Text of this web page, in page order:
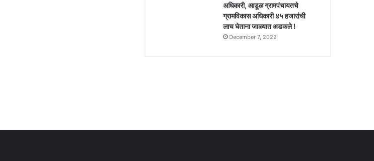
अधिकारी, आडूळ ग्रामपंचायतचे
ग्रामविकास अधिकारी ४५ हजारांची
लाच घेताना जाळ्यात अडकले !
December 7, 2022